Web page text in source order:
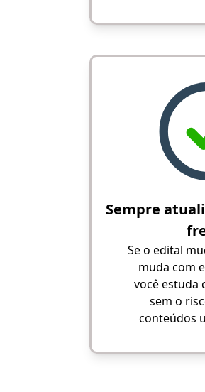
Sempre
Se o edital
muda com
você estuda
sem o
conteúdos